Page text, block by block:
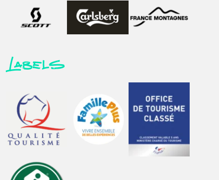
Labels